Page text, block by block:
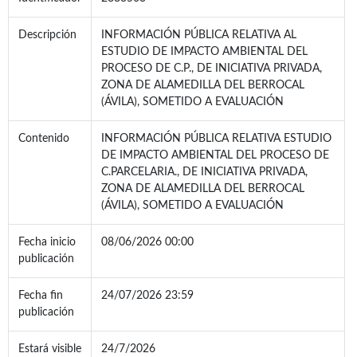
Descripción
INFORMACIÓN PÚBLICA RELATIVA AL
ESTUDIO DE IMPACTO AMBIENTAL DEL
PROCESO DE C.P., DE INICIATIVA PRIVADA,
ZONA DE ALAMEDILLA DEL BERROCAL
(ÁVILA), SOMETIDO A EVALUACIÓN
Contenido
INFORMACIÓN PÚBLICA RELATIVA ESTUDIO
DE IMPACTO AMBIENTAL DEL PROCESO DE
C.PARCELARIA., DE INICIATIVA PRIVADA,
ZONA DE ALAMEDILLA DEL BERROCAL
(ÁVILA), SOMETIDO A EVALUACIÓN
Fecha inicio
publicación
08/06/2026 00:00
Fecha fin
publicación
24/07/2026 23:59
Estará visible 24/7/2026